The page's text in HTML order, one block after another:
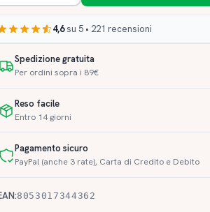
4,6su 5 • 221 recensioni
Spedizione gratuita
Per ordini sopra i 89€
Reso facile
Entro 14 giorni
Pagamento sicuro
PayPal (anche 3 rate), Carta di Credito e Debito
8053017344362